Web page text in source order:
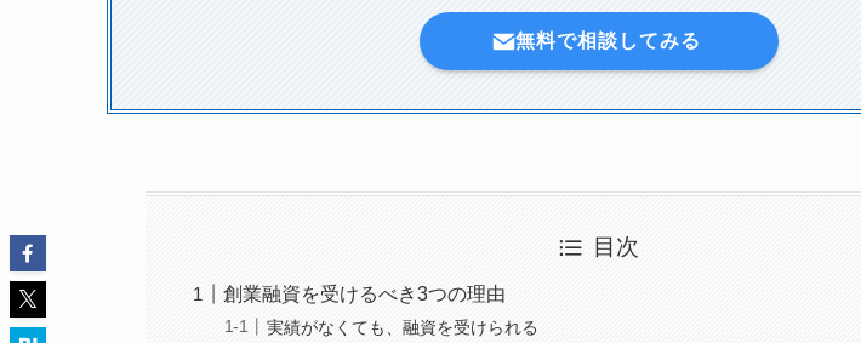
無料で相談してみる
目次
創業融資を受けるべき3つの理由
実績がなくても、融資を受けられる